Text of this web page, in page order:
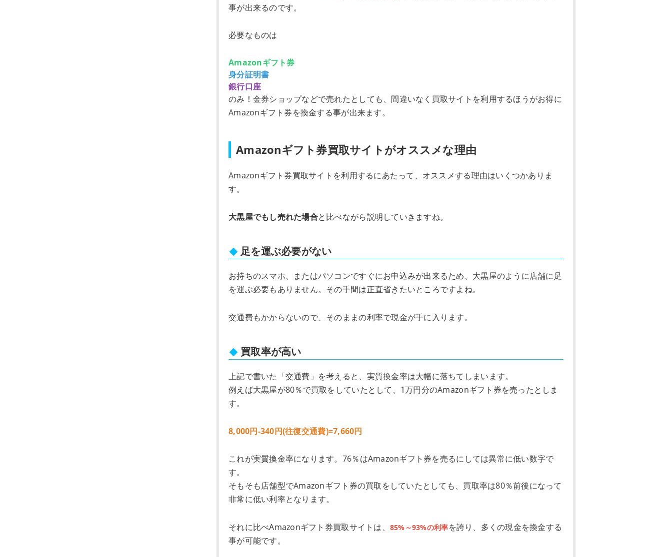
事が出来るのです。
必要なものは
Amazonギフト券
身分証明書
銀行口座
のみ！金券ショップなどで売れたとしても、間違いなく買取サイトを利用するほうがお得に
Amazonギフト券を換金する事が出来ます。
Amazonギフト券買取サイトがオススメな理由
Amazonギフト券買取サイトを利用するにあたって、オススメする理由はいくつかありま
す。
大黒屋でもし売れた場合と比べながら説明していきますね。
足を運ぶ必要がない
お持ちのスマホ、またはパソコンですぐにお申込みが出来るため、大黒屋のように店舗に足
を運ぶ必要もありません。その手間は正直省きたいところですよね。
交通費もかからないので、そのままの利率で現金が手に入ります。
買取率が高い
上記で書いた「交通費」を考えると、実質換金率は大幅に落ちてしまいます。
例えば大黒屋が80％で買取をしていたとして、1万円分のAmazonギフト券を売ったとしま
す。
8,000円-340円(往復交通費)=7,660円
これが実質換金率になります。76％はAmazonギフト券を売るにしては異常に低い数字で
す。
そもそも店舗型でAmazonギフト券の買取をしていたとしても、買取率は80％前後になって
非常に低い利率となります。
それに比べAmazonギフト券買取サイトは、 85%～93%の利率を誇り、多くの現金を換金する
事が可能です。